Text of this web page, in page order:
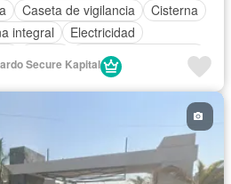
Caseta de vigilancia
Cisterna
integral
Electricidad
Recámara con closet
Wifi
Secure Kapital